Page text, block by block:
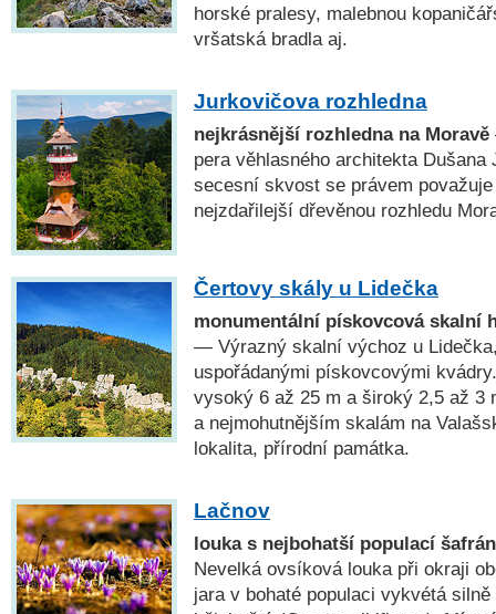
horské pralesy, malebnou
vršatská bradla aj.
Jurkovičova rozhledna
nejkrásnější rozhledna na Moravě
pera věhlasného architekta Dušana
secesní skvost se právem
nejzdařilejší dřevěnou rozhledu
Čertovy skály u Lidečka
monumentální pískovcová skalní
— Výrazný skalní výchoz u
uspořádanými pískovcovými
vysoký 6 až 25 m a široký 2,5 až 3
a nejmohutnějším skalám na
lokalita, přírodní památka.
Lačnov
louka s nejbohatší populací
Nevelká ovsíková louka při okraji
jara v bohaté populaci vykvétá